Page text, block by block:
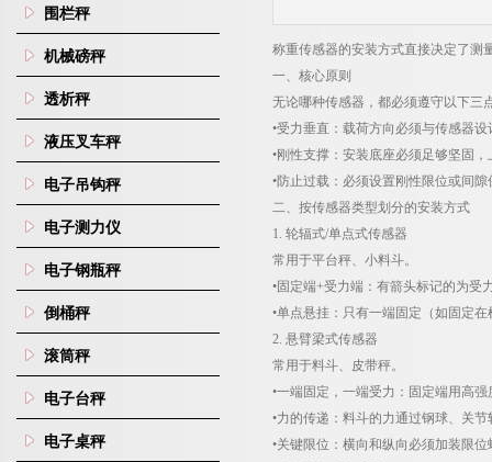
围栏秤
机械磅秤
透析秤
液压叉车秤
电子吊钩秤
电子测力仪
电子钢瓶秤
倒桶秤
滚筒秤
电子台秤
电子桌秤
称重传感器的安装方式直接决定了测
一、核心原则
无论哪种传感器，都必须遵守以下三
•受力垂直：载荷方向必须与传感器
•刚性支撑：安装底座必须足够坚固
•防止过载：必须设置刚性限位或间
二、按传感器类型划分的安装方式
1. 轮辐式/单点式传感器
常用于平台秤、小料斗。
•固定端+受力端：有箭头标记的为受
•单点悬挂：只有一端固定（如固定
2. 悬臂梁式传感器
常用于料斗、皮带秤。
•一端固定，一端受力：固定端用高
•力的传递：料斗的力通过钢球、关
•关键限位：横向和纵向必须加装限